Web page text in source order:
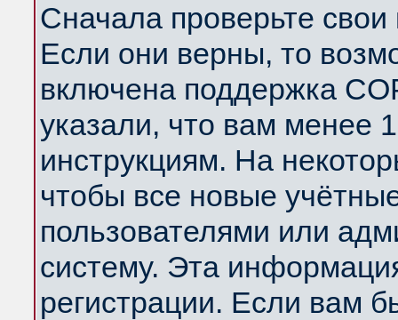
Сначала проверьте
Если они верны, то
включена поддержка
указали, что вам менее
инструкциям. На
чтобы все новые
пользователями или
систему. Эта
регистрации. Если вам